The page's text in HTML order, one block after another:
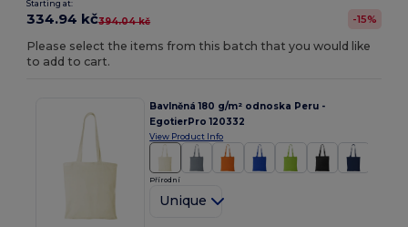
Starting at:
334.94 kč394.04 kč -15%
Please select the items from this batch that you would like
to add to cart.
Bavlněná 180 g/m² odnoska Peru -
EgotierPro 120332
View Product Info
Přírodní
Unique